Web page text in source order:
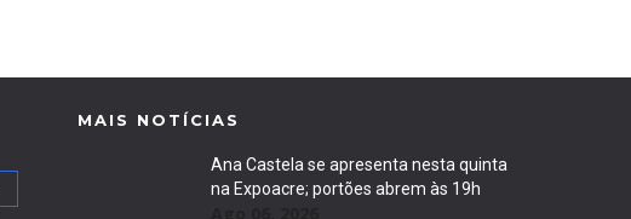
MAIS NOTÍCIAS
Ana Castela se apresenta nesta quinta
na Expoacre; portões abrem às 19h